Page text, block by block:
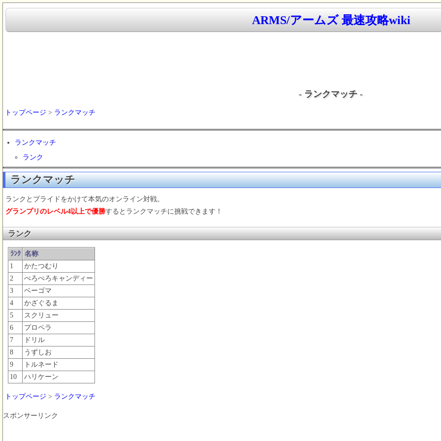
ARMS/アームズ 最速攻略wiki
- ランクマッチ -
トップページ > ランクマッチ
ランクマッチ
ランク
ランクマッチ
ランクとプライドをかけて本気のオンライン対戦。
グランプリのレベル4以上で優勝するとランクマッチに挑戦できます！
ランク
ﾗﾝｸ 名称
1
かたつむり
2
ぺろぺろキャンディー
3
ベーゴマ
4
かざぐるま
5
スクリュー
6
プロペラ
7
ドリル
8
うずしお
9
トルネード
10
ハリケーン
トップページ > ランクマッチ
スポンサーリンク